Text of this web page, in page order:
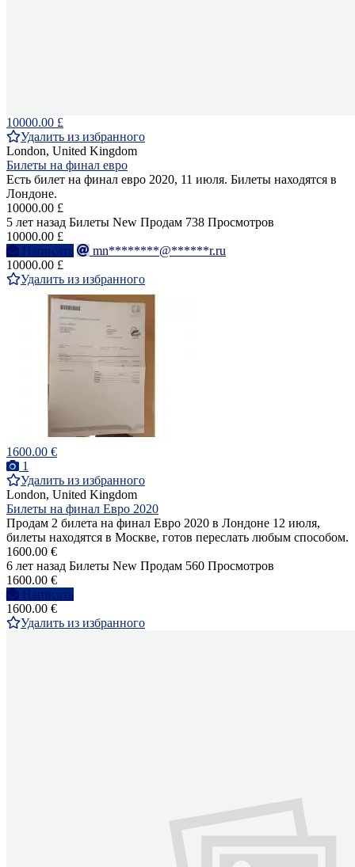
10000.00 £
Удалить из избранного
London, United Kingdom
Билеты на финал евро
Есть билет на финал евро 2020, 11 июля. Билеты находятся в
Лондоне.
10000.00 £
5 лет назад Билеты New Продам 738 Просмотров
10000.00 £
Написать
mn********@******r.ru
10000.00 £
Удалить из избранного
1600.00 €
1
Удалить из избранного
London, United Kingdom
Билеты на финал Евро 2020
Продам 2 билета на финал Евро 2020 в Лондоне 12 июля,
билеты находятся в Москве, готов переслать любым способом.
1600.00 €
6 лет назад Билеты New Продам 560 Просмотров
1600.00 €
Написать
1600.00 €
Удалить из избранного